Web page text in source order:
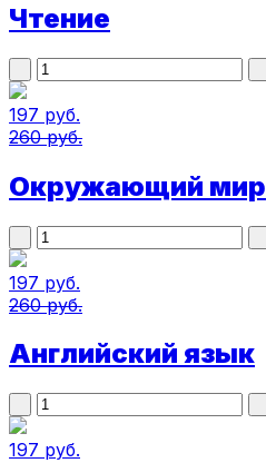
Чтение
197 руб.
260 руб.
Окружающий мир
197 руб.
260 руб.
Английский язык
197 руб.